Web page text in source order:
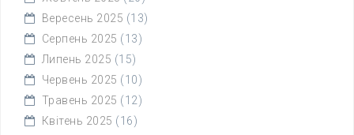
Вересень 2025 (13)
Серпень 2025 (13)
Липень 2025 (15)
Червень 2025 (10)
Травень 2025 (12)
Квітень 2025 (16)